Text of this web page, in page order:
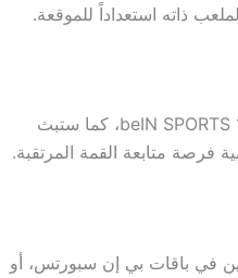
ذاته استعداداً للموقعة.
تنقل المباراة عبر قنوات “بي إن سبورتس” وتحديداً على قناة “beIN SPORTS 1″، كما ستبث
في باقات بي إن سبورتس، أو